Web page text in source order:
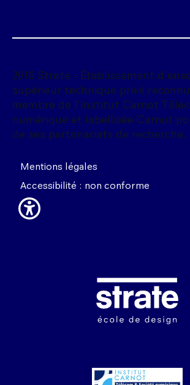
Image
2016 Strate - Établissement
supérieur technique privé
membre de l'Institut Carnot
numérique et labellisée Carnot
de ses partenariats de recherche.
Mentions légales
Accessibilité : non conforme